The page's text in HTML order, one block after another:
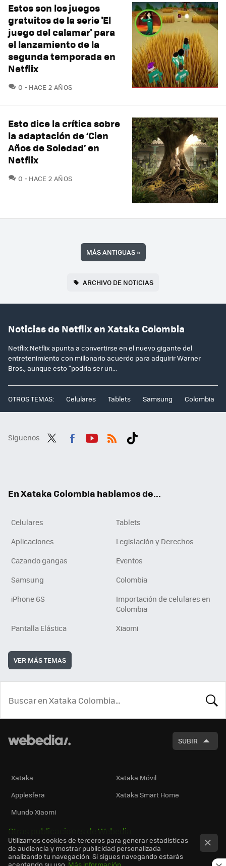
Estos son los juegos
gratuitos de la serie 'El
juego del calamar' para
el lanzamiento de la
segunda temporada en
Netflix
0 COMENTARIOS
HACE 2 AÑOS
Esto dice la crítica sobre
la adaptación de ‘Cien
Años de Soledad’ en
Netflix
0 COMENTARIOS
HACE 2 AÑOS
MÁS ANTIGUAS»
ARCHIVO DE NOTICIAS
Noticias de Netflix en Xataka Colombia
Netflix:Netflix apunta a convertirse en el nuevo gigante del
entretenimiento con millonario acuerdo para adquirir Warner
Bros., aunque esto “podría ser un...
OTROS TEMAS: Celulares Tablets Samsung Colombia
Síguenos
En Xataka Colombia hablamos de...
Celulares
Tablets
Aplicaciones
Legislación y Derechos
Cazando gangas
Eventos
Samsung
Colombia
iPhone 6S
Importación de celulares en
Colombia
Pantalla Elástica
Xiaomi
VER MÁS TEMAS
SUBIR
Xataka
Xataka Móvil
Applesfera
Xataka Smart Home
Mundo Xiaomi
Otras publicaciones de Webedia
Utilizamos cookies de terceros para generar estadísticas
de audiencia y mostrar publicidad personalizada
analizando tu navegación. Si sigues navegando estarás